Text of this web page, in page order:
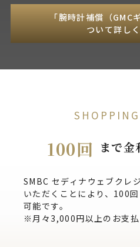
「腕時計補償（GMC
ついて詳し
100回 まで金
SMBC セディナウェブクレ
いただくことにより、100
可能です。
※月々3,000円以上のお支払